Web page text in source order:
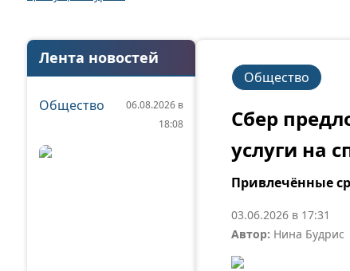
Лента новостей
Общество
06.08.2026 в
18:08
Общество
Сбер
услуги на
Привлечённые
03.06.2026 в 17:31
Автор: Нина Будрис